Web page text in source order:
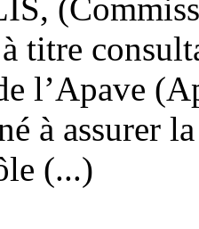
titre
l’Apave
à assurer
(...)